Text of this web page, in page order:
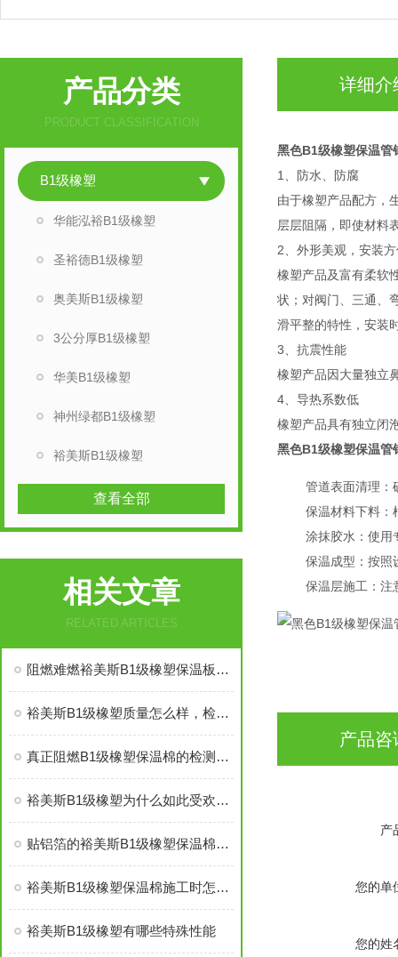
产品分类
PRODUCT CLASSIFICATION
B1级橡塑
华能泓裕B1级橡塑
圣裕德B1级橡塑
奥美斯B1级橡塑
3公分厚B1级橡塑
华美B1级橡塑
神州绿都B1级橡塑
裕美斯B1级橡塑
查看全部
相关文章
RELATED ARTICLES
阻燃难燃裕美斯B1级橡塑保温板管的八大优势
裕美斯B1级橡塑质量怎么样，检测复试能过吗
真正阻燃B1级橡塑保温棉的检测标准及技术指标
裕美斯B1级橡塑为什么如此受欢迎——价格低质量好
贴铝箔的裕美斯B1级橡塑保温棉优点技术指标
裕美斯B1级橡塑保温棉施工时怎样选配及体积计算方法
裕美斯B1级橡塑有哪些特殊性能
详细介
黑色B1级橡塑保温管
1、防水、防腐
由于橡塑产品配方，
层层阻隔，即使材料
2、外形美观，安装
橡塑产品及富有柔软
状；对阀门、三通、
滑平整的特性，安装
3、抗震性能
橡塑产品因大量独立
4、导热系数低
橡塑产品具有独立闭
黑色B1级橡塑保温管
管道表面清理：
保温材料下料：
涂抹胶水：使用
保温成型：按照
保温层施工：注
产品咨
产
您的单
您的姓